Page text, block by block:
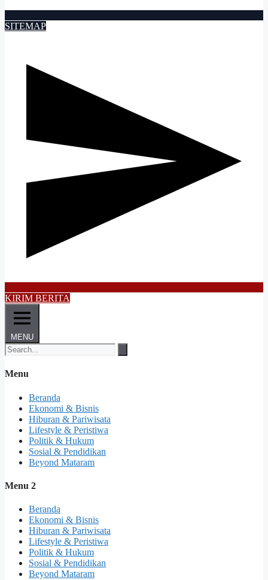
SITEMAP
KIRIM BERITA
MENU
Menu
Beranda
Ekonomi & Bisnis
Hiburan & Pariwisata
Lifestyle & Peristiwa
Politik & Hukum
Sosial & Pendidikan
Beyond Mataram
Menu 2
Beranda
Ekonomi & Bisnis
Hiburan & Pariwisata
Lifestyle & Peristiwa
Politik & Hukum
Sosial & Pendidikan
Beyond Mataram